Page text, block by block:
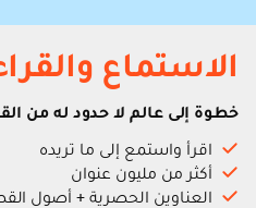
الاستماع
خطوة إلى عالم لا حدود له من
اقرأ واستمع إلى ما تريده
أكثر من مليون عنوان
العناوين الحصرية + أصول